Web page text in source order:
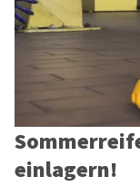
einlagern!